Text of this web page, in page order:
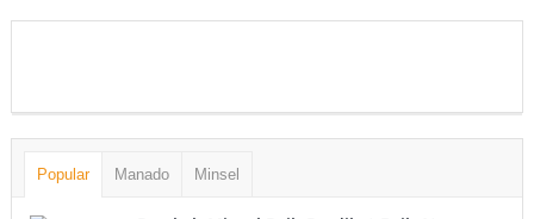
Popular Manado Minsel